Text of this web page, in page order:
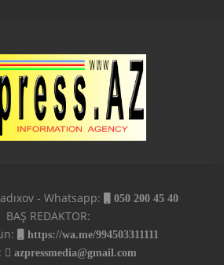
- Whatsapp: 050 200 45 40
BAŞ REDAKTOR:
https://wa.me/994503311111
azpressmedia@gmail.com